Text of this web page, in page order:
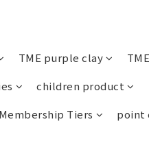
TME purple clay
children product
Membership Tiers point